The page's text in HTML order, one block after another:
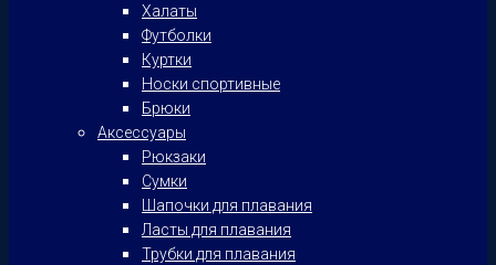
Халаты
Футболки
Куртки
Носки спортивные
Брюки
Аксессуары
Рюкзаки
Сумки
Шапочки для плавания
Ласты для плавания
Трубки для плавания